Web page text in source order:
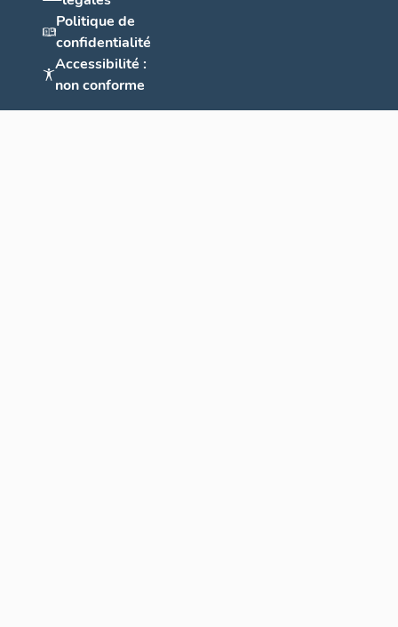
Politique de
confidentialité
Accessibilité :
non conforme